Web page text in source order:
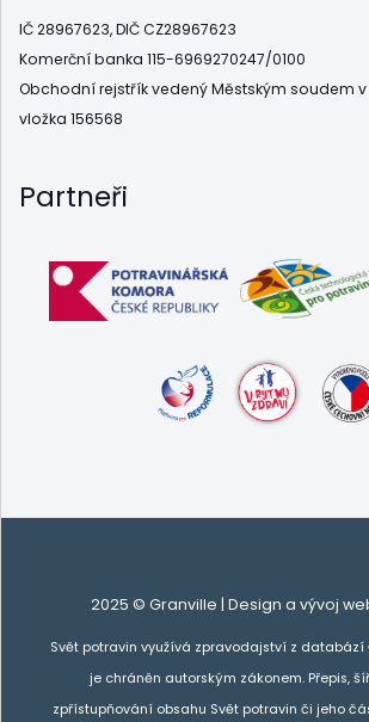
IČ 28967623, DIČ CZ28967623
Komerční banka 115-6969270247/0100
Obchodní rejstřík vedený Městským soudem v
vložka 156568
Partneři
2025 © Granville | Design a vývoj
Svět potravin využívá zpravodajství z databází
je chráněn autorským zákonem. Přepis,
zpřístupňování obsahu Svět potravin či jeho